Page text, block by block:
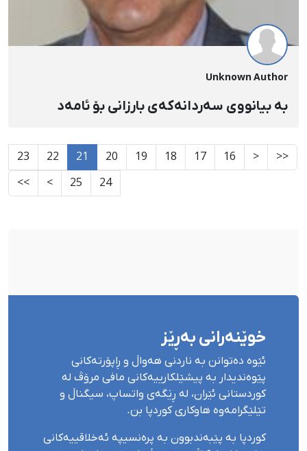
Unknown Author
بە بیانووی سەردانەکەی بارزانی بۆ ئامەد
<<
<
16
17
18
19
20
21
22
23
24
25
>
>>
خوێنەرانی بەڕێز
ئێوە دەتوانن بە ناردنی هەواڵ و ڕاپۆرتەکانی
پێوەندیدار بە پیشێلکارییەکانی مافی مرۆڤ لە
کوردستانی ئێران، لە ڕێگەی واتساپ، سیگناڵ و
تێلێگرامەوە هاوکاری کوردپا بن.
کوردپا بە پێبەندبوون بە پرەنسیپە ئەخلاقییەکانی